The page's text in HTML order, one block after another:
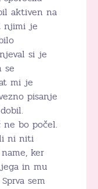
aktiven na
njimi je
si je
se
mi je
pisanje
bo počel.
ni niti
ker
in mu
sem